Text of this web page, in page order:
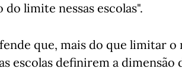
do limite nessas escolas".
que, mais do que limitar
escolas definirem a dimensão